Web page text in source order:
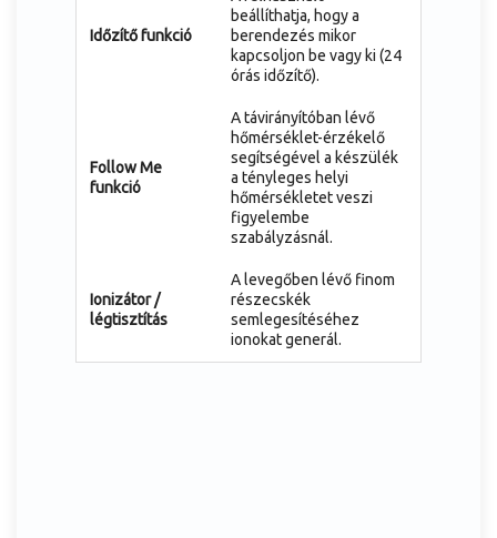
Időzítő funkció
beállíthatja, hogy a
berendezés mikor
kapcsoljon be vagy ki (24
órás időzítő).
Follow Me
funkció
A távirányítóban lévő
hőmérséklet-érzékelő
segítségével a készülék
a tényleges helyi
hőmérsékletet veszi
figyelembe
szabályzásnál.
Ionizátor /
légtisztítás
A levegőben lévő finom
részecskék
semlegesítéséhez
ionokat generál.